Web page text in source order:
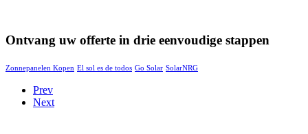
Ontvang uw offerte in drie eenvoudige stappen
Zonnepanelen Kopen El sol es de todos Go Solar SolarNRG
Prev
Next